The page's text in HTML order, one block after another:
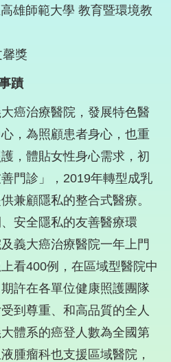
雄師範大學 教育暨環境教
獎
蹟
癌治療醫院，發展特色醫
，為照顧患者身心，也重
，體貼女性身心需求，初
門診」，2019年轉型成乳
兼顧隱私的整合式醫療。
安全隱私的友善醫療環
義大癌治療醫院一年上門
看400例，在區域型醫院中
許在各單位健康照護團隊
到尊重、和高品質的全人
體系的癌登人數為全國第
腫瘤科也支援區域醫院，